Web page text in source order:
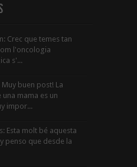
Crec que temes tan
l'oncologia
s'...
buen post! La
mama es un
impor...
Esta molt bé aquesta
penso que desde la